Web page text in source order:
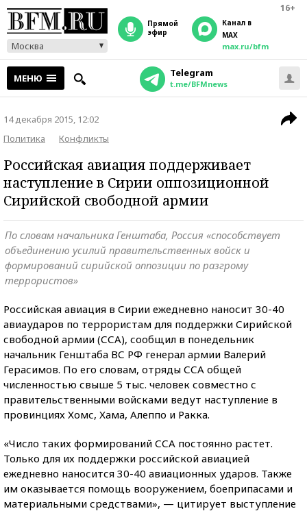
16+
Москва
прямой
эфир
Канал в
MAX
max.ru/bfm
МЕНЮ Telegram
t.me/BFMnews
14 декабря 2015, 12:02
Политика
Конфликты
Российская авиация поддерживает
наступление в Сирии оппозиционной
Сирийской свободной армии
По словам начальника Генштаба, Россия «способствует
объединению усилий правительственных войск и
формирований сирийской оппозиции по разгрому
террористов»
Российская авиация в Сирии ежедневно наносит 30-40
авиаударов по террористам для поддержки Сирийской
свободной армии (ССА), сообщил в понедельник
начальник Генштаба ВС РФ генерал армии Валерий
Герасимов. По его словам, отряды ССА общей
численностью свыше 5 тыс. человек совместно с
правительственными войсками ведут наступление в
провинциях Хомс, Хама, Алеппо и Ракка.
«Число таких формирований ССА постоянно растет.
Только для их поддержки российской авиацией
ежедневно наносится 30-40 авиационных ударов. Также
им оказывается помощь вооружением, боеприпасами и
материальными средствами», — цитирует выступление